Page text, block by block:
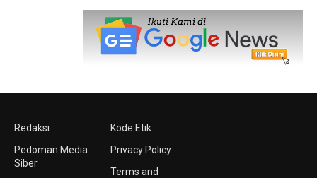
Redaksi
Pedoman Media
Siber
Kode Etik
Privacy Policy
Terms and